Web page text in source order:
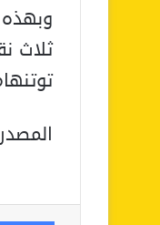
ثلاث
توتنهام 27 نقطة في المركز